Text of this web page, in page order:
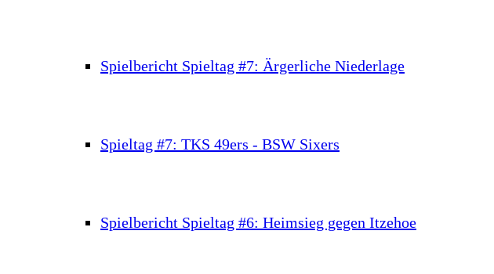
Spielbericht Spieltag #7: Ärgerliche Niederlage
Spieltag #7: TKS 49ers - BSW Sixers
Spielbericht Spieltag #6: Heimsieg gegen Itzehoe